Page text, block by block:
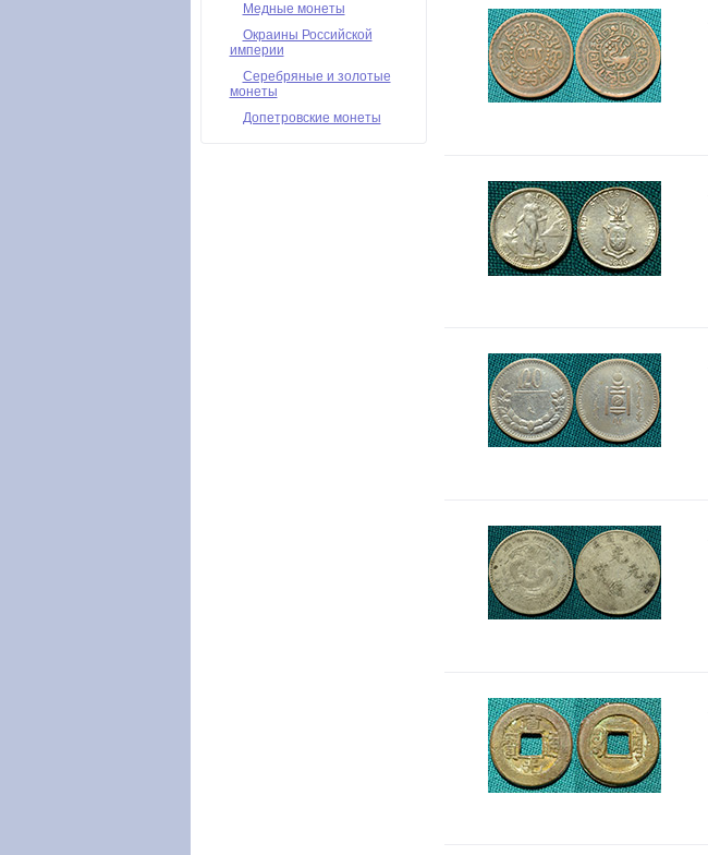
Медные монеты
Окраины Российской
империи
Серебряные и золотые
монеты
Допетровские монеты